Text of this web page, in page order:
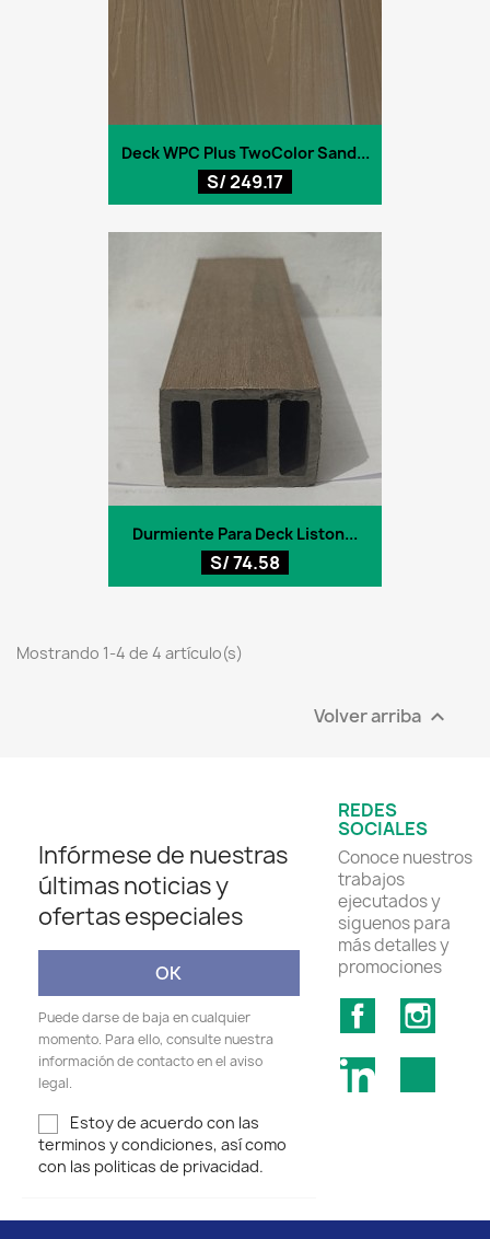
Deck WPC Plus TwoColor Sand...
S/ 249.17
Durmiente Para Deck Liston...
S/ 74.58
Mostrando 1-4 de 4 artículo(s)
Volver arriba 
Infórmese de nuestras
últimas noticias y
ofertas especiales
Puede darse de baja en cualquier
momento. Para ello, consulte nuestra
información de contacto en el aviso
legal.
Estoy de acuerdo con las
terminos y condiciones, así como
con las politicas de privacidad.
REDES
SOCIALES
Conoce nuestros
trabajos
ejecutados y
siguenos para
más detalles y
promociones
Facebook
LinkedIn